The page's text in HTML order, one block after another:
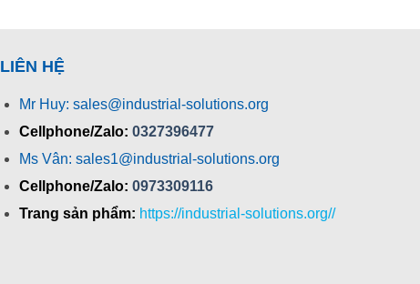
LIÊN HỆ
Mr Huy: sales@industrial-solutions.org
Cellphone/Zalo: 0327396477
Ms Vân: sales1@industrial-solutions.org
Cellphone/Zalo: 0973309116
Trang sản phẩm: https://industrial-solutions.org//